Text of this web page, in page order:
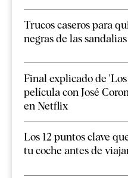
Trucos caseros para
negras de las
Final explicado de
película con José
en Netflix
Los 12 puntos clave
tu coche antes de